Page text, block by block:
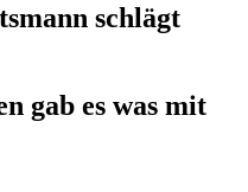
schlägt
gab es was mit